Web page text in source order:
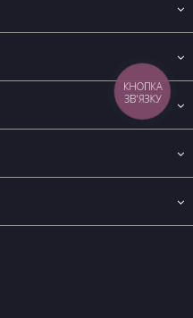
КНОПКА
ЗВ'ЯЗКУ